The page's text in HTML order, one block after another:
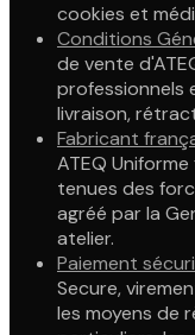
cookies et
Conditions
de vente
professionnels
livraison,
Fabricant
ATEQ
tenues des
agréé par la
atelier.
Paiement
Secure,
les moyens de